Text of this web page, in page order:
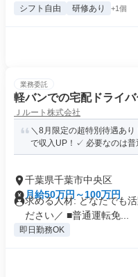
シフト自由 研修あり +1個
業務委託
軽バンでの宅配ドライバ
Ｊルート株式会社
＼8月限定の超特別待遇あ
で収入UP！✓ 必要なのは普
千葉県千葉市中央区
月給50万円～100万円
求める人材: どなたでも
ださい／ ■普通運転免...
即日勤務OK